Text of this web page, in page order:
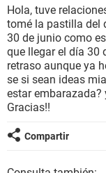
SEXUALIDAD
GLOSARIO
Hola, tuve
tomé la pastilla del
30 de junio como
que llegar el día 30
retraso aunque ya
se si sean ideas
estar embarazada?
Gracias!!
Compartir